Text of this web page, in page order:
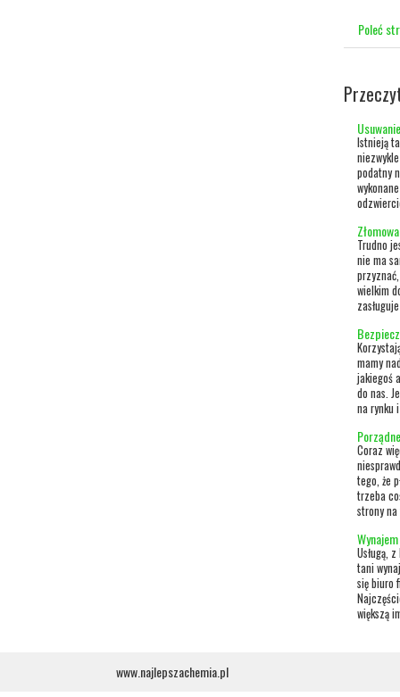
Poleć
Istnieją
podatny
Trudno
nie ma
wielkim
mamy
jakiegoś
do nas.
na rynku
Coraz
tego, że
trzeba
strony
Usługą,
tani
się biuro
większą
www.najlepszachemia.pl